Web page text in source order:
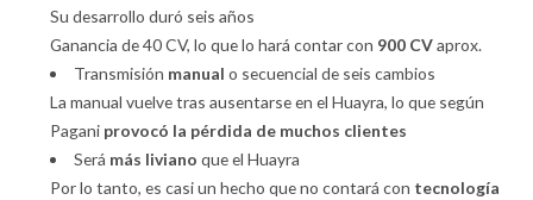
Su desarrollo duró seis años
Ganancia de 40 CV, lo que lo hará contar con 900 CVaprox.
Transmisión manual o secuencial de seis cambios
La manual vuelve tras ausentarse en el Huayra, lo que según
Pagani provocó la pérdida de muchos clientes
Será más liviano que el Huayra
Por lo tanto, es casi un hecho que no contará con tecnología